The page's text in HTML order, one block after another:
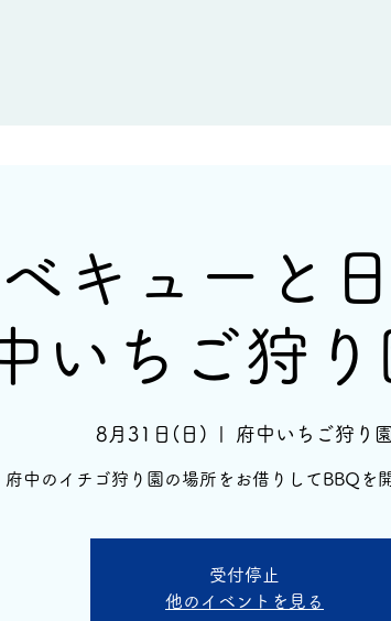
ベキューと
いちご狩り
8月31日(日) 府中いちご狩り
府中のイチゴ狩り園の場所をお借りしてBBQを
受付停止
他のイベントを見る